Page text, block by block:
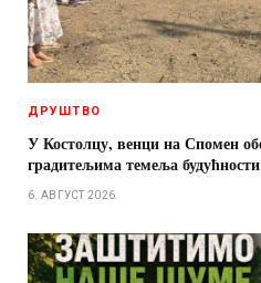
ДРУШТВО
У Костолцу, венци на Спомен
градитељима темеља будућности
6. АВГУСТ 2026.